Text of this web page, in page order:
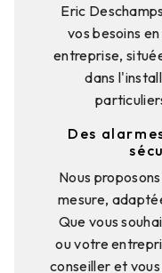
Eric
vos besoins
entreprise,
dans
Des
Nous
mesure,
Que vous
ou votre
conseiller et